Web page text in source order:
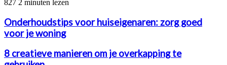
827 2 minuten lezen
Onderhoudstips voor huiseigenaren: zorg goed
voor je woning
8 creatieve manieren om je overkapping te